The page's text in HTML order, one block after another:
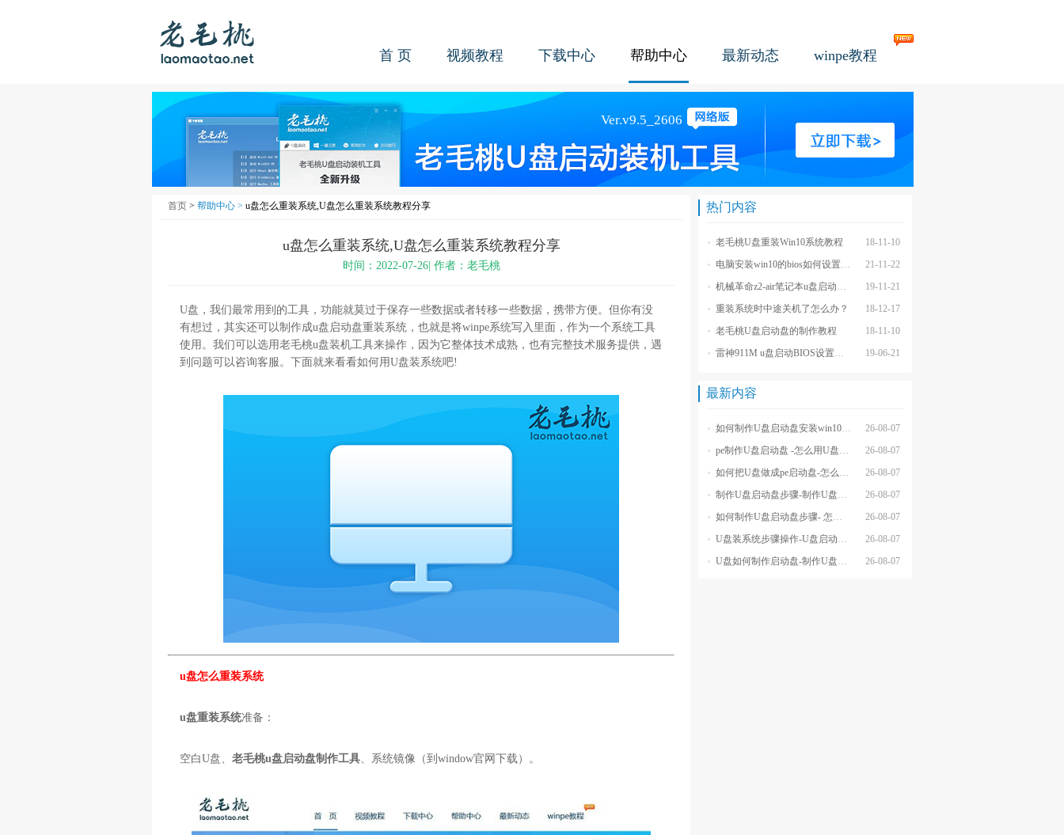
首 页 视频教程 下载中心 帮助中心 最新动态 winpe教程
首页 > 帮助中心 > u盘怎么重装系统,U盘怎么重装系统教程分享
u盘怎么重装系统,U盘怎么重装系统教程分享
时间：2022-07-26| 作者：老毛桃
U盘，我们最常用到的工具，功能就莫过于保存一些数据或者转移一些数据，携带方便。但你有没
有想过，其实还可以制作成u盘启动盘重装系统，也就是将winpe系统写入里面，作为一个系统工具
使用。我们可以选用老毛桃u盘装机工具来操作，因为它整体技术成熟，也有完整技术服务提供，遇
到问题可以咨询客服。下面就来看看如何用U盘装系统吧!
u盘怎么重装系统
u盘重装系统准备：
空白U盘、 老毛桃u盘启动盘制作工具、系统镜像（到window官网下载）。
热门内容
18-11-10
老毛桃U盘重装Win10系统教程
21-11-22
电脑安装win10的bios如何设置u盘图文教程
19-11-21
机械革命z2-air笔记本u盘启动BIOS设置教程
18-12-17
重装系统时中途关机了怎么办？
18-11-10
老毛桃U盘启动盘的制作教程
19-06-21
雷神911M u盘启动BIOS设置教程
最新内容
26-08-07
如何制作U盘启动盘安装win10系统-怎么制作U盘启动盘安装win10系
26-08-07
pe制作U盘启动盘 -怎么用U盘制作pe系统启动盘
26-08-07
如何把U盘做成pe启动盘-怎么把U盘做成pe启动盘
26-08-07
制作U盘启动盘步骤-制作U盘启动盘详细方法
26-08-07
如何制作U盘启动盘步骤- 怎么制作U盘启动盘步骤
26-08-07
U盘装系统步骤操作-U盘启动重装系统步骤
26-08-07
U盘如何制作启动盘-制作U盘启动盘重装